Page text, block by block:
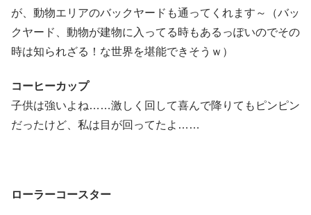
が、動物エリアのバックヤードも通ってくれます～（バッ
クヤード、動物が建物に入ってる時もあるっぽいのでその
時は知られざる！な世界を堪能できそうｗ）
コーヒーカップ
子供は強いよね……激しく回して喜んで降りてもピンピン
だったけど、私は目が回ってたよ……
ローラーコースター